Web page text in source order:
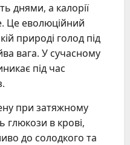
днями, а калорії
Це еволюційний
природі голод під
вага. У сучасному
під час
при затяжному
глюкози в крові,
до солодкого та